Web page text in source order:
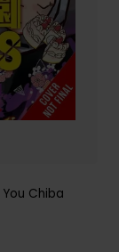
You Chiba